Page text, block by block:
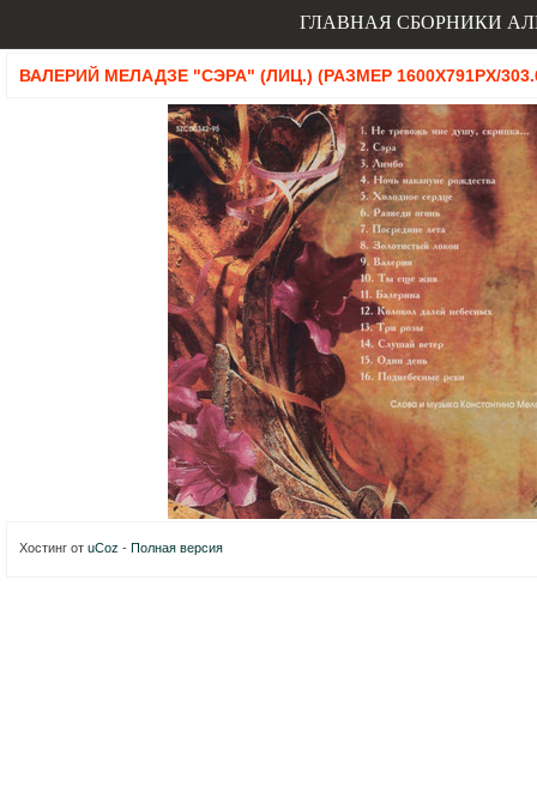
ГЛАВНАЯ СБОРНИКИ
ВАЛЕРИЙ МЕЛАДЗЕ "СЭРА" (ЛИЦ.) (РАЗМЕР 1600X791PX/
Хостинг от uCoz - Полная версия